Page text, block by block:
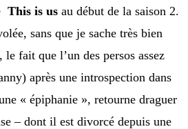
This is us au début de la saison 2.
sans que je sache très bien
fait que l’un des persos assez
après une introspection dans
« épiphanie », retourne draguer
– dont il est divorcé depuis une